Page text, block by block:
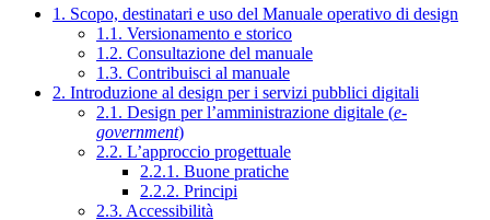
1. Scopo, destinatari e uso del Manuale operativo di design
1.1. Versionamento e storico
1.2. Consultazione del manuale
1.3. Contribuisci al manuale
2. Introduzione al design per i servizi pubblici digitali
2.1. Design per l’amministrazione digitale (e-
government)
2.2. L’approccio progettuale
2.2.1. Buone pratiche
2.2.2. Principi
2.3. Accessibilità